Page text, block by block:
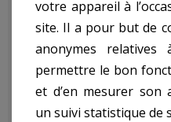
Temps de charge : 1H
Coffret : oui
Accessoires: 6 embouts, un
Batterie lithium pas d'effet
votre appareil à
site. Il a pour but de
anonymes
permettre le bon
et d’en mesurer son
un suivi statistique de